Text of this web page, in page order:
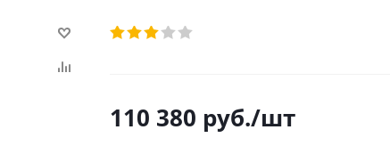
110 380 руб./шт